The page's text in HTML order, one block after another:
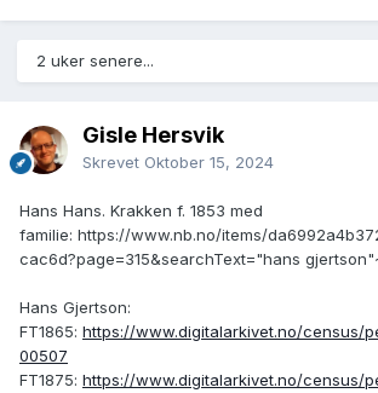
2 uker senere...
Gisle Hersvik
Skrevet Oktober 15, 2024
Hans Hans. Krakken f. 1853 med
familie: https://www.nb.no/items/
cac6d?page=315&searchText="hans
Hans Gjertson:
FT1865: https://www.digitalarkivet.no/census/
00507
FT1875: https://www.digitalarkivet.no/census/